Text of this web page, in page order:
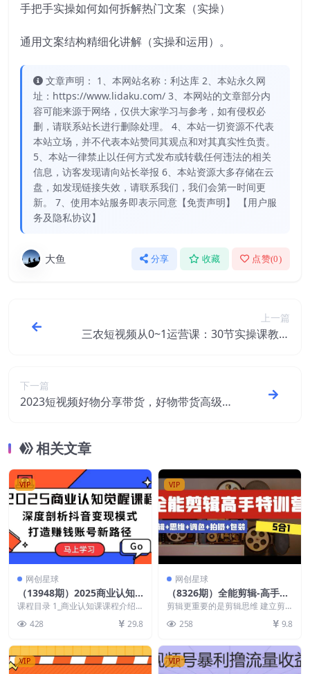
手把手实操如何如何拆解热门文案（实操）
通用文案结构精细化讲解（实操和运用）。
文章声明： 1、本网站名称：利达库 2、本站永久网
址：https://www.lidaku.com/ 3、本网站的文章部分内
容可能来源于网络，仅供大家学习与参考，如有侵权必
删，请联系站长进行删除处理。 4、本站一切资源不代表
本站立场，并不代表本站赞同其观点和对其真实性负责。
5、本站一律禁止以任何方式发布或转载任何违法的相关
信息，访客发现请向站长举报 6、本站资源大多存储在云
盘，如发现链接失效，请联系我们，我们会第一时间更
新。 7、使用本站服务即表示同意【免责声明】 【用户服
务及隐私协议】
大鱼 分享 收藏 点赞(0)
上一篇
三农短视频从0~1运营课：30节实操课教练
下一篇
2023短视频好物分享带货，好物带货高级课
相关文章
VIP
网创星球
（13948期）2025商业认知
觉醒课程：深度剖析抖音变现
模式，打造赚钱账号新路径
课程目录 1_商业认知课课程介绍m
么你的抖...
428 29.8
VIP
网创星球
（8326期）全能剪辑-高手特
训营：剪辑+思维+调色+拍摄
+包装（5合1）53节课
剪辑更重要的是剪辑思维 建立剪
课程内容： 第01节...
258 9.8
VIP VIP